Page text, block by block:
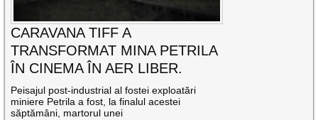
CARAVANA TIFF A
TRANSFORMAT MINA PETRILA
ÎN CINEMA ÎN AER LIBER.
Peisajul post-industrial al fostei exploatări
miniere Petrila a fost, la finalul acestei
săptămâni, martorul unei